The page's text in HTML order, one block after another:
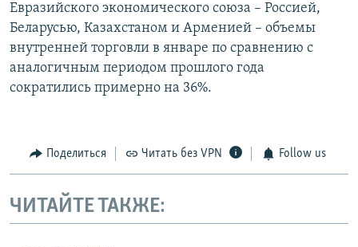
Евразийского экономического союза – Россией,
Беларусью, Казахстаном и Арменией – объемы
внутренней торговли в январе по сравнению с
аналогичным периодом прошлого года
сократились примерно на 36%.
Поделиться Читать без VPN Follow us
ЧИТАЙТЕ ТАКЖЕ: